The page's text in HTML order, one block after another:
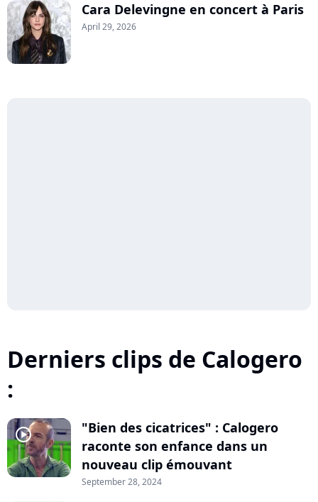
Cara Delevingne en concert à Paris
April 29, 2026
Derniers clips de Calogero
:
player2
"Bien des cicatrices" : Calogero
raconte son enfance dans un
nouveau clip émouvant
September 28, 2024